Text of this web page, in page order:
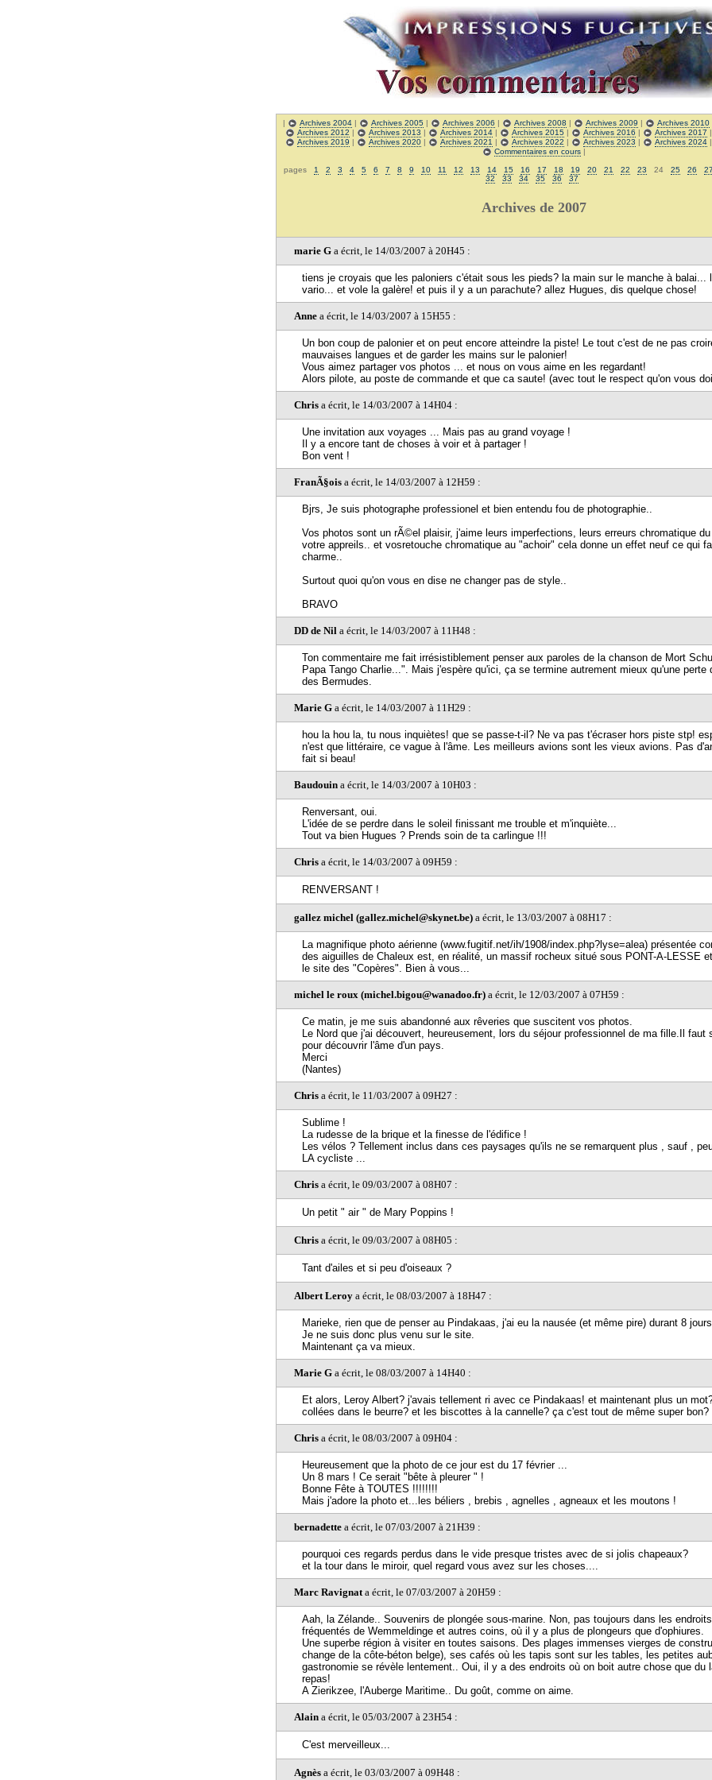
| Archives 2004 | Archives 2005 | Archives 2006 | Archives 2008 | Archives 2009 | Archives 2010
Archives 2012 | Archives 2013 | Archives 2014| Archives 2015| Archives 2016 | Archives 2017 |
Archives 2019 | Archives 2020| Archives 2021 | Archives 2022 | Archives 2023 | Archives 2024|
Commentaires en cours |
pages 1 2 3 4 5 6 7 8 9 10 11 12 13 14 15 16 17 18 19 20 21 22 23 24 25 26 27
32
33 34 35 36 37
Archives de 2007
marie G a écrit, le 14/03/2007 à 20H45 :
tiens je croyais que les paloniers c'était sous les pieds? la main sur le manche à balai...
vario... et vole la galère! et puis il y a un parachute? allez Hugues, dis quelque chose!
Anne a écrit, le 14/03/2007 à 15H55 :
Un bon coup de palonier et on peut encore atteindre la piste! Le tout c'est de ne pas
mauvaises langues et de garder les mains sur le palonier!
Vous aimez partager vos photos ... et nous on vous aime en les regardant!
Alors pilote, au poste de commande et que ca saute! (avec tout le respect qu'on vous
Chris a écrit, le 14/03/2007 à 14H04 :
Une invitation aux voyages ... Mais pas au grand voyage !
Il y a encore tant de choses à voir et à partager !
Bon vent !
FranÃ§ois a écrit, le 14/03/2007 à 12H59 :
Bjrs, Je suis photographe professionel et bien entendu fou de photographie..
Vos photos sont un rÃ©el plaisir, j'aime leurs imperfections, leurs erreurs chromatique
votre appreils.. et vosretouche chromatique au "achoir" cela donne un effet neuf ce qui
charme..
Surtout quoi qu'on vous en dise ne changer pas de style..
BRAVO
DD de Nil a écrit, le 14/03/2007 à 11H48 :
Ton commentaire me fait irrésistiblement penser aux paroles de la chanson de Mort
Papa Tango Charlie...". Mais j'espère qu'ici, ça se termine autrement mieux qu'une perte
des Bermudes.
Marie G a écrit, le 14/03/2007 à 11H29 :
hou la hou la, tu nous inquiètes! que se passe-t-il? Ne va pas t'écraser hors piste stp!
n'est que littéraire, ce vague à l'âme. Les meilleurs avions sont les vieux avions. Pas
fait si beau!
Baudouin a écrit, le 14/03/2007 à 10H03 :
Renversant, oui.
L'idée de se perdre dans le soleil finissant me trouble et m'inquiète...
Tout va bien Hugues ? Prends soin de ta carlingue !!!
Chris a écrit, le 14/03/2007 à 09H59 :
RENVERSANT !
gallez michel (gallez.michel@skynet.be) a écrit, le 13/03/2007 à 08H17 :
La magnifique photo aérienne (www.fugitif.net/ih/1908/index.php?lyse=alea) présentée
des aiguilles de Chaleux est, en réalité, un massif rocheux situé sous PONT-A-LESSE
le site des "Copères". Bien à vous...
michel le roux (michel.bigou@wanadoo.fr) a écrit, le 12/03/2007 à 07H59 :
Ce matin, je me suis abandonné aux rêveries que suscitent vos photos.
Le Nord que j'ai découvert, heureusement, lors du séjour professionnel de ma fille.Il faut
pour découvrir l'âme d'un pays.
Merci
(Nantes)
Chris a écrit, le 11/03/2007 à 09H27 :
Sublime !
La rudesse de la brique et la finesse de l'édifice !
Les vélos ? Tellement inclus dans ces paysages qu'ils ne se remarquent plus , sauf ,
LA cycliste ...
Chris a écrit, le 09/03/2007 à 08H07 :
Un petit " air " de Mary Poppins !
Chris a écrit, le 09/03/2007 à 08H05 :
Tant d'ailes et si peu d'oiseaux ?
Albert Leroy a écrit, le 08/03/2007 à 18H47 :
Marieke, rien que de penser au Pindakaas, j'ai eu la nausée (et même pire) durant 8
Je ne suis donc plus venu sur le site.
Maintenant ça va mieux.
Marie G a écrit, le 08/03/2007 à 14H40 :
Et alors, Leroy Albert? j'avais tellement ri avec ce Pindakaas! et maintenant plus un
collées dans le beurre? et les biscottes à la cannelle? ça c'est tout de même super bon?
Chris a écrit, le 08/03/2007 à 09H04 :
Heureusement que la photo de ce jour est du 17 février ...
Un 8 mars ! Ce serait "bête à pleurer " !
Bonne Fête à TOUTES !!!!!!!!
Mais j'adore la photo et...les béliers , brebis , agnelles , agneaux et les moutons !
bernadette a écrit, le 07/03/2007 à 21H39 :
pourquoi ces regards perdus dans le vide presque tristes avec de si jolis chapeaux?
et la tour dans le miroir, quel regard vous avez sur les choses....
Marc Ravignata écrit, le 07/03/2007 à 20H59 :
Aah, la Zélande.. Souvenirs de plongée sous-marine. Non, pas toujours dans les
fréquentés de Wemmeldinge et autres coins, où il y a plus de plongeurs que d'ophiures.
Une superbe région à visiter en toutes saisons. Des plages immenses vierges de
change de la côte-béton belge), ses cafés où les tapis sont sur les tables, les petites
gastronomie se révèle lentement.. Oui, il y a des endroits où on boit autre chose que du
repas!
A Zierikzee, l'Auberge Maritime.. Du goût, comme on aime.
Alain a écrit, le 05/03/2007 à 23H54 :
C'est merveilleux...
Agnès a écrit, le 03/03/2007 à 09H48 :